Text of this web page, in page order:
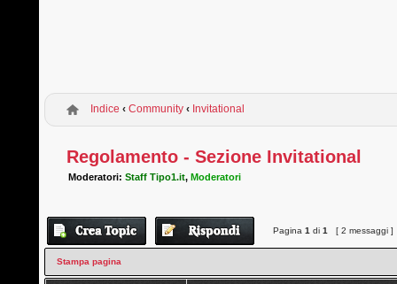
Indice ‹ Community ‹ Invitational
Regolamento - Sezione Invitational
Moderatori:Staff Tipo1.it,Moderatori
Pagina1 di1 [ 2 messaggi ]
Stampa pagina